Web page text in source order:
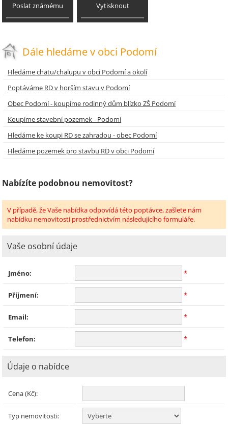
Poslat známému Vytisknout
Dále hledáme v obci Podomí
Hledáme chatu/chalupu v obci Podomí a okolí
Poptáváme RD v horším stavu v Podomí
Obec Podomí - koupíme rodinný dům blízko ZŠ Podomí
Koupíme stavební pozemek - Podomí
Hledáme ke koupi RD se zahradou - obec Podomí
Hledáme pozemek pro stavbu RD v obci Podomí
Nabízíte podobnou nemovitost?
V případě, že Vaše nabídka odpovídá této poptávce, zašlete nám
nabídku nemovitosti prostřednictvím následujícího formuláře.
Vaše osobní údaje
Jméno: *
Příjmení: *
Email: *
Telefon: *
Údaje o nabídce
Cena (Kč):
Typ nemovitosti: